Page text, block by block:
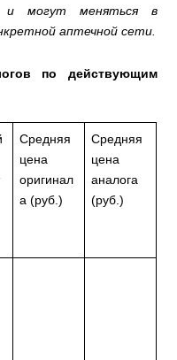
и могут меняться в
аптечной сети.
по действующим
Средняя
цена
оригинал
а (руб.)
Средняя
цена
аналога
(руб.)